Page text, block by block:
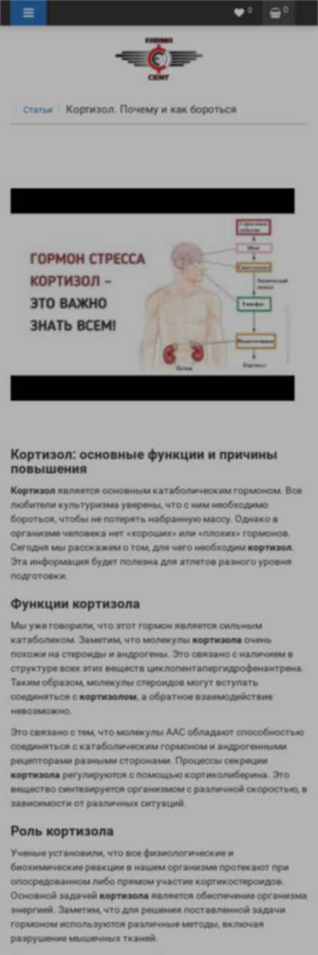
0
0
Статьи Кортизол. Почему и как бороться
Кортизол: основные функции и причины
повышения
Кортизолявляется основным катаболическим гормоном. Все
любители культуризма уверены, что с ним необходимо
бороться, чтобы не потерять набранную массу. Однако в
организме человека нет «хороших» или «плохих» гормонов.
Сегодня мы расскажем о том, для чего необходимкортизол.
Эта информация будет полезна для атлетов разного уровня
подготовки.
Функции кортизола
Мы уже говорили, что этот гормон является сильным
катаболиком. Заметим, что молекулыкортизолаочень
похожи на стероиды и андрогены. Это связано с наличием в
структуре всех этих веществ циклопентапергидрофенантрена.
Таким образом, молекулы стероидов могут вступать
соединяться скортизолом, а обратное взаимодействие
невозможно.
Это связано с тем, что молекулы ААС обладают способностью
соединяться с катаболическим гормоном и андрогенными
рецепторами разными сторонами. Процессы секреции
кортизоларегулируются с помощью кортиколиберина. Это
вещество синтезируется организмом с различной скоростью, в
зависимости от различных ситуаций.
Роль кортизола
Ученые установили, что все физиологические и
биохимические реакции в нашем организме протекают при
опосредованном либо прямом участие кортикостероидов.
Основной задачейкортизолаявляется обеспечение организма
энергией. Заметим, что для решения поставленной задачи
гормоном используются различные методы, включая
разрушение мышечных тканей.